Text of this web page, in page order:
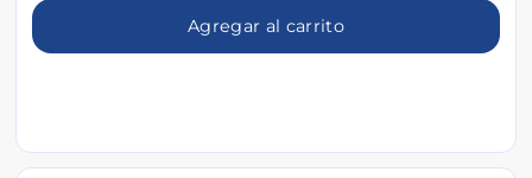
Agregar al carrito